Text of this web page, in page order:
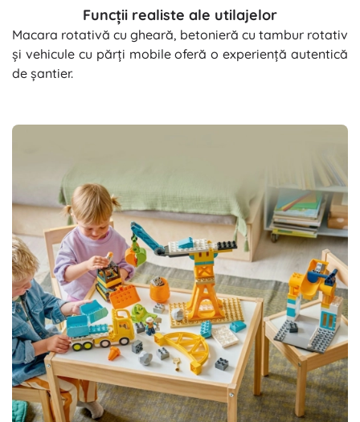
Funcții realiste ale utilajelor
Macara rotativă cu gheară, betonieră cu tambur rotativ
și vehicule cu părți mobile oferă o experiență autentică
de șantier.